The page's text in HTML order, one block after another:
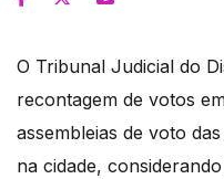
O Tribunal Judicial do
recontagem de votos
assembleias de voto
na cidade,